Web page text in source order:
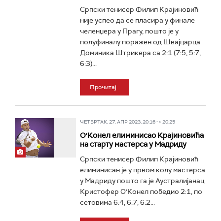
Српски тенисер Филип Крајиновић
није успео да се пласира у финале
челенџера у Прагу, пошто је у
полуфиналу поражен од Швајцарца
Доминика Штрикера са 2:1 (7:5, 5:7,
6:3)...
Прочитај
ЧЕТВРТАК, 27. АПР 2023, 20:16 -> 20:25
О'Конел елиминисао Крајиновића
на старту мастерса у Мадриду
Српски тенисер Филип Крајиновић
елиминисан је у првом колу мастерса
у Мадриду пошто га је Аустралијанац
Кристофер О'Конел победио 2:1, по
сетовима 6:4, 6:7, 6:2...